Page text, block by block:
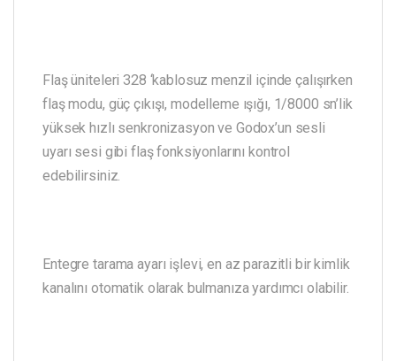
Flaş üniteleri 328 ‘kablosuz menzil içinde çalışırken
flaş modu, güç çıkışı, modelleme ışığı, 1/8000 sn’lik
yüksek hızlı senkronizasyon ve Godox’un sesli
uyarı sesi gibi flaş fonksiyonlarını kontrol
edebilirsiniz.
Entegre tarama ayarı işlevi, en az parazitli bir kimlik
kanalını otomatik olarak bulmanıza yardımcı olabilir.